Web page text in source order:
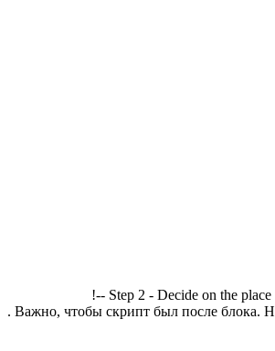
!-- Step 2 - Decide on the
. Важно, чтобы скрипт был после блока.